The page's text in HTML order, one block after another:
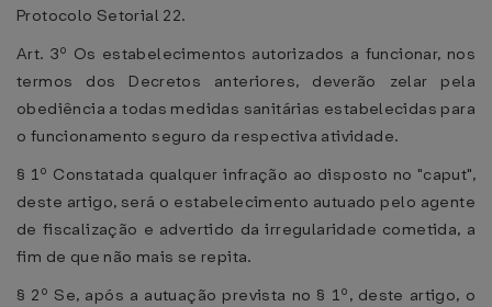
Protocolo Setorial 22.
Art. 3º Os estabelecimentos autorizados a funcionar, nos
termos dos Decretos anteriores, deverão zelar pela
obediência a todas medidas sanitárias estabelecidas para
o funcionamento seguro da respectiva atividade.
§ 1º Constatada qualquer infração ao disposto no "caput",
deste artigo, será o estabelecimento autuado pelo agente
de fiscalização e advertido da irregularidade cometida, a
fim de que não mais se repita.
§ 2º Se, após a autuação prevista no § 1º, deste artigo, o